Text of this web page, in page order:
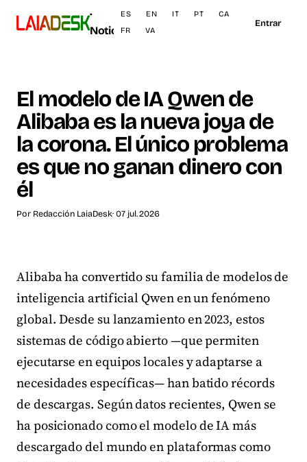
·
Noticias
ES EN IT PT
CA
FR
VA
Entrar
El modelo de IA Qwen de
Alibaba es la nueva joya de
la corona. El único problema
es que no ganan dinero con
él
Por Redacción LaiaDesk· 07 jul. 2026
Alibaba ha convertido su familia de modelos de
inteligencia artificial Qwen en un fenómeno
global. Desde su lanzamiento en 2023, estos
sistemas de código abierto —que permiten
ejecutarse en equipos locales y adaptarse a
necesidades específicas— han batido récords
de descargas. Según datos recientes, Qwen se
ha posicionado como el modelo de IA más
descargado del mundo en plataformas como